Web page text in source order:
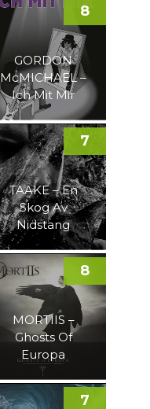
GORDON
McMICHAEL –
Ich Mit Mir
8
TAAKE – En
Skog Av
Nidstang
7
MORTIIS –
Ghosts Of
Europa
8
7